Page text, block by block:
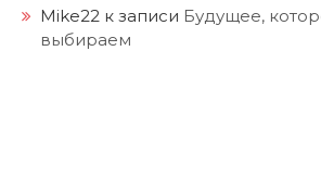
Mike22 к записи Будущее,
выбираем